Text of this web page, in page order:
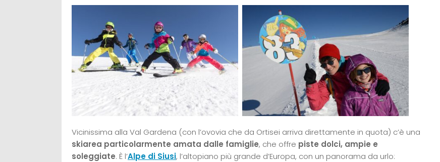
Vicinissima alla Val Gardena (con l’ovovia che da Ortisei arriva direttamente in quota) c’è una
skiarea particolarmente amata dalle famiglie, che offre piste dolci, ampie e
soleggiate. È l’Alpe di Siusi, l’altopiano più grande d’Europa, con un panorama da urlo: